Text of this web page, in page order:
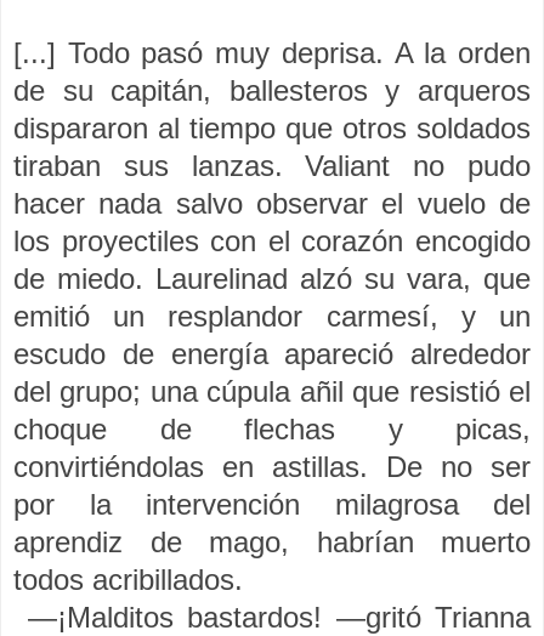
[...] Todo pasó muy deprisa. A la orden
de su capitán, ballesteros y arqueros
dispararon al tiempo que otros soldados
tiraban sus lanzas. Valiant no pudo
hacer nada salvo observar el vuelo de
los proyectiles con el corazón encogido
de miedo. Laurelinad alzó su vara, que
emitió un resplandor carmesí, y un
escudo de energía apareció alrededor
del grupo; una cúpula añil que resistió el
choque de flechas y picas,
convirtiéndolas en astillas. De no ser
por la intervención milagrosa del
aprendiz de mago, habrían muerto
todos acribillados.
—¡Malditos bastardos! —gritó Trianna